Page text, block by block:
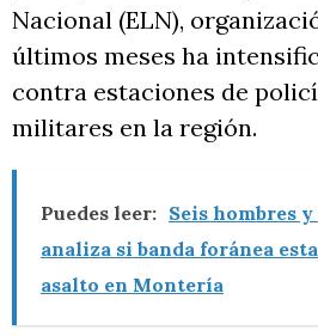
Nacional (ELN),
últimos meses ha
contra estaciones de
militares en la región.
Puedes leer: Seis hombres
analiza si banda foránea
asalto en Montería